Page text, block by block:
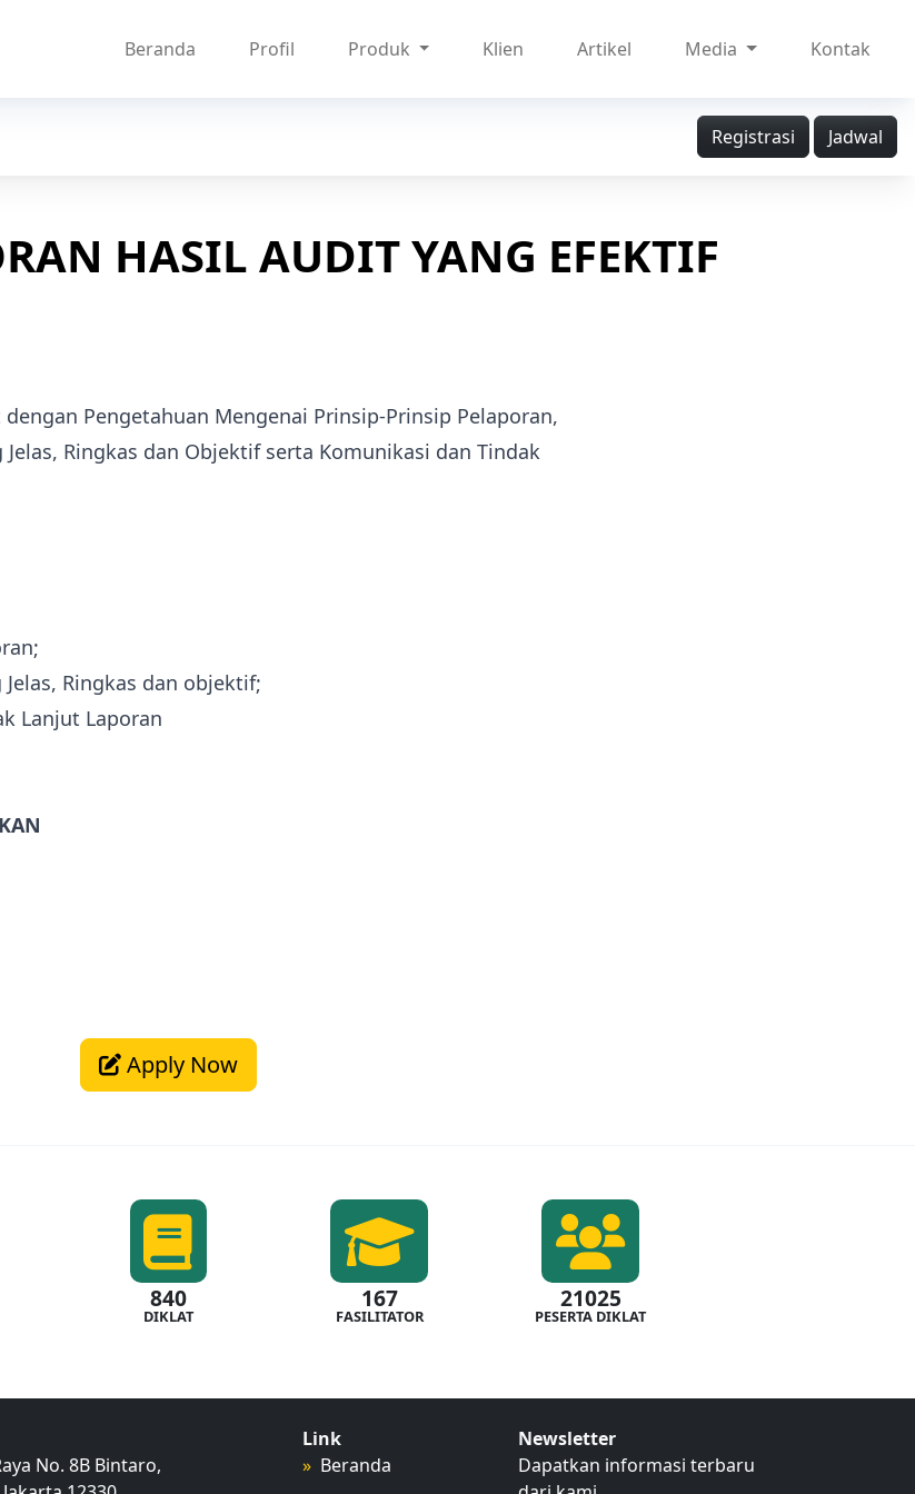
Beranda Profil Produk Klien Artikel Media Kontak
Registrasi Jadwal
HASIL AUDIT YANG EFEKTIF
Pengetahuan Mengenai Prinsip-Prinsip Pelaporan,
Ringkas dan Objektif serta Komunikasi dan Tindak
Ringkas dan objektif;
Lanjut Laporan
Apply Now
840
DIKLAT
167
FASILITATOR
21025
PESERTA DIKLAT
No. 8B Bintaro,
Link
Beranda
Newsletter
Dapatkan informasi terbaru